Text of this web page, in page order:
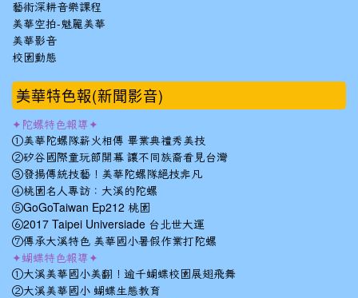
藝術深耕音樂課程
美華空拍-魅麗美華
美華影音
校園動態
美華特色報(新聞影音)
✦陀螺特色報導✦
①美華陀螺隊薪火相傳 畢業典禮秀美技
②矽谷國際童玩節開幕 讓不同族裔看見台灣
③發揚傳統技藝！美華陀螺隊絕技非凡
④桃園名人專訪：大溪的陀螺
⑤GoGoTaiwan Ep212 桃園
⑥2017 Taipei Universiade 台北世大運
⑦傳承大溪特色 美華國小暑假作業打陀螺
✦蝴蝶特色報導✦
①大溪美華國小美翻！逾千蝴蝶校園展翅飛舞
②大溪美華國小 蝴蝶生態教育